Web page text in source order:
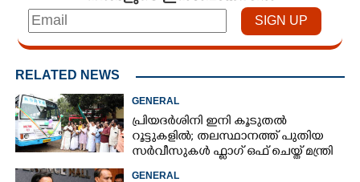
RELATED NEWS
GENERAL
പ്രിയദർശിനി ഇനി കൂടുതൽ
റൂട്ടുകളിൽ; തലസ്ഥാനത്ത് പുതിയ
സർവീസുകൾ ഫ്ലാഗ് ഒഫ് ചെയ്ത് മന്ത്രി
GENERAL